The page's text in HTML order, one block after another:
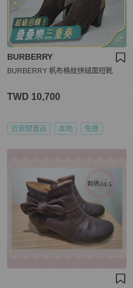
BURBERRY
BURBERRY 帆布格紋拼絨面短靴
TWD 10,700
近新閒置品 本地 免運